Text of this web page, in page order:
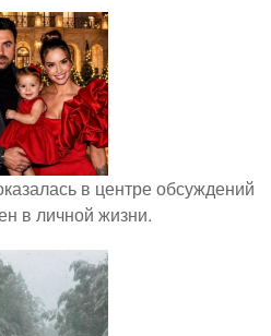
в центре обсуждений
в личной жизни.